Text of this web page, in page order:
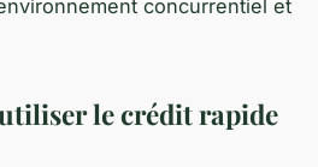
concurrentiel et
le crédit rapide